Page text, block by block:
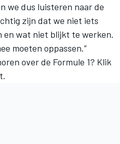
we dus luisteren naar de
zijn dat we niet iets
en wat niet blijkt te werken.
moeten oppassen.”
over de Formule 1? Klik
.